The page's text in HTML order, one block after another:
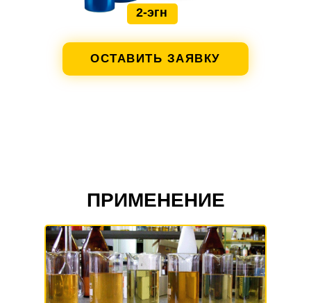
ОСТАВИТЬ ЗАЯВКУ
2-эгн
ПРИМЕНЕНИЕ